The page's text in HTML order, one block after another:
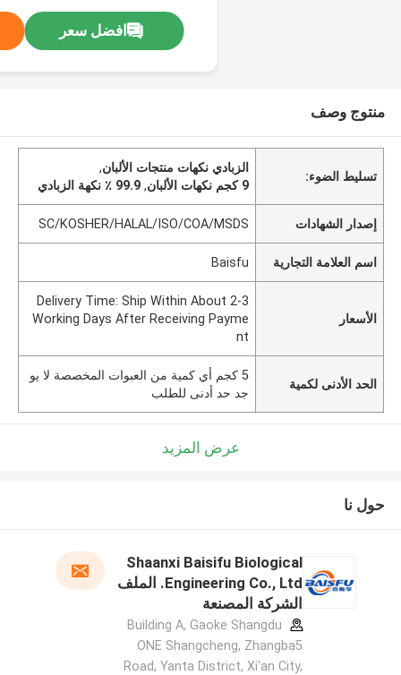
افضل سعر
منتوج وصف
تسليط الضوء:
الزبادي نكهات منتجات الألبان,
9 كجم نكهات الألبان
,99.9 ٪ نكهة الزبادي
إصدار الشهادات SC/KOSHER/HALAL/ISO/COA/MSDS
اسم العلامة التجارية Baisfu
الأسعار
Delivery Time: Ship Within About 2-3
Working Days After Receiving Payme
nt
الحد الأدنى لكمية
5 كجم أي كمية من العبوات المخصصة لا يو
جد حد أدنى للطلب
عرض المزيد
حول نا
Shaanxi Baisifu Biological
Engineering Co., Ltd. الملف
الشركة المصنعة
Building A, Gaoke Shangdu
ONE Shangcheng, Zhangba5
Road, Yanta District, Xi'an City,